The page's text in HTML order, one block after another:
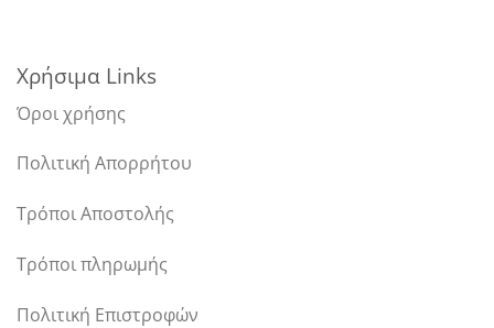
Χρήσιμα Links
Όροι χρήσης
Πολιτική Απορρήτου
Τρόποι Αποστολής
Τρόποι πληρωμής
Πολιτική Επιστροφών